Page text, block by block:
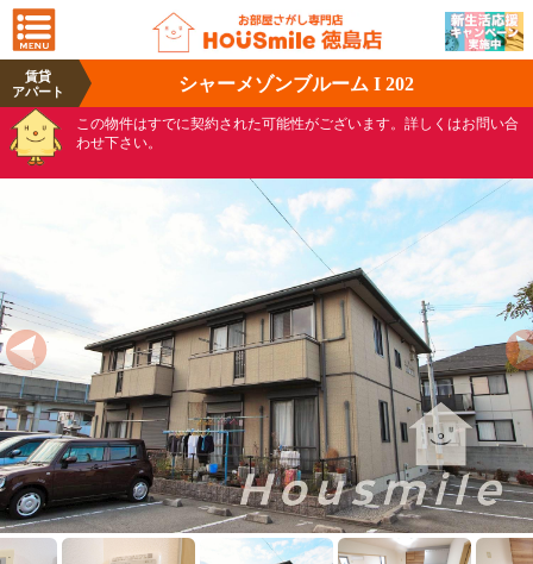
賃貸
アパート
シャーメゾンブルーム I 202
この物件はすでに契約された可能性がございます。詳しくはお問い合
わせ下さい。